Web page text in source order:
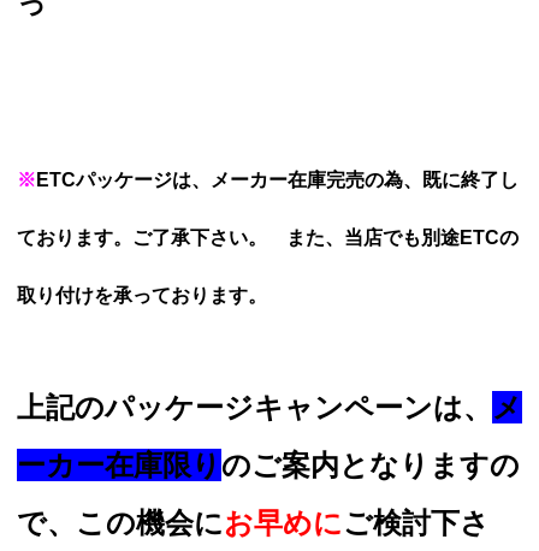
※ ETCパッケージは、メーカー在庫完売の為、既に終了し
ております。ご了承下さい。 また、当店でも別途ETCの
取り付けを承っております。
上記のパッケージキャンペーンは、
メ
ーカー在庫限り のご案内となりますの
で、この機会にお早めにご検討下さ